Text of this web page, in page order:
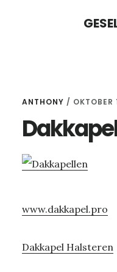
ANTHONY / OKTOBER
www.dakkapel.pro
Dakkapel Halsteren